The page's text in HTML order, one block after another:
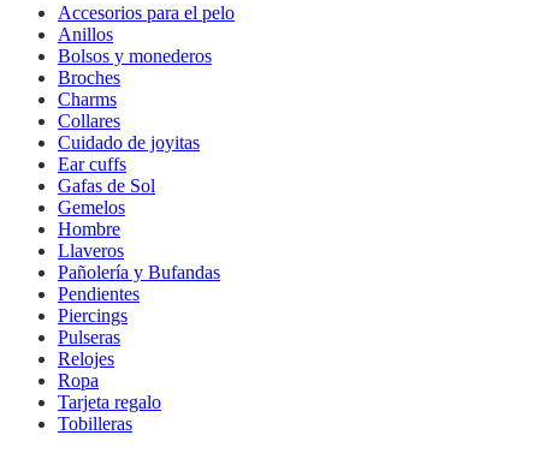
Accesorios para el pelo
Anillos
Bolsos y monederos
Broches
Charms
Collares
Cuidado de joyitas
Ear cuffs
Gafas de Sol
Gemelos
Hombre
Llaveros
Pañolería y Bufandas
Pendientes
Piercings
Pulseras
Relojes
Ropa
Tarjeta regalo
Tobilleras